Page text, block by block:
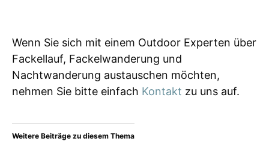
Wenn Sie sich mit einem Outdoor Experten über
Fackellauf, Fackelwanderung und
Nachtwanderung austauschen möchten,
nehmen Sie bitte einfach Kontakt zu uns auf.
Weitere Beiträge zu diesem Thema